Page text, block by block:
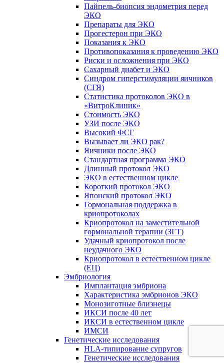
Пайпель-биопсия эндометрия перед
ЭКО
Препараты для ЭКО
Прогестерон при ЭКО
Показания к ЭКО
Противопоказания к проведению ЭКО
Риски и осложнения при ЭКО
Сахарный диабет и ЭКО
Синдром гиперстимуляции яичников
(СГЯ)
Статистика протоколов ЭКО в
«ВитроКлиник»
Стоимость ЭКО
УЗИ после ЭКО
Высокий ФСГ
Вызывает ли ЭКО рак?
Яичники после ЭКО
Стандартная программа ЭКО
Длинный протокол ЭКО
ЭКО в естественном цикле
Короткий протокол ЭКО
Японский протокол ЭКО
Гормональная поддержка в
криопротоколах
Криопротокол на заместительной
гормональной терапии (ЗГТ)
Удачный криопротокол после
неудачного ЭКО
Криопротокол в естественном цикле
(ЕЦ)
Эмбриология
Имплантация эмбриона
Характеристика эмбрионов ЭКО
Монозиготные близнецы
ИКСИ после 40 лет
ИКСИ в естественном цикле
ИМСИ
Генетические исследования
HLA-типирование супругов
Генетические исследования